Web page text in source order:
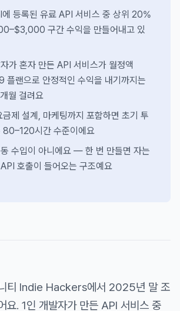
등록된 유료 API 서비스 중 상위 20%
구간 수익을 만들어내고 있
가 혼자 만든 API 서비스가 월정액
랜으로 안정적인 수익을 내기까지는
월 걸려요
금제 설계, 마케팅까지 포함하면 초기 투
80–120시간 수준이에요
수입이 아니에요 — 한 번 만들면 자는
호출이 들어오는 구조예요
티 Indie Hackers에서 2025년 말 조
요. 1인 개발자가 만든 API 서비스 중